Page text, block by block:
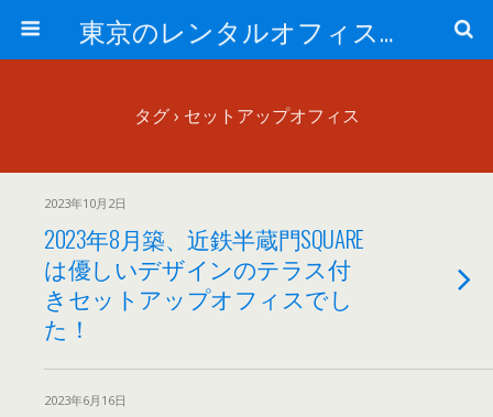
東京のレンタルオフィス、サービスオフィスの現地取材記事ブログ-ROjournal
タグ › セットアップオフィス
2023年10月2日
2023年8月築、近鉄半蔵門SQUARE
は優しいデザインのテラス付
きセットアップオフィスでし
た！
2023年6月16日